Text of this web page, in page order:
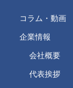
コラム・動画
企業情報
会社概要
代表挨拶